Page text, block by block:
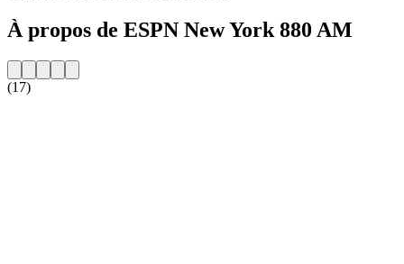
À propos de ESPN New York 880 AM
(17)